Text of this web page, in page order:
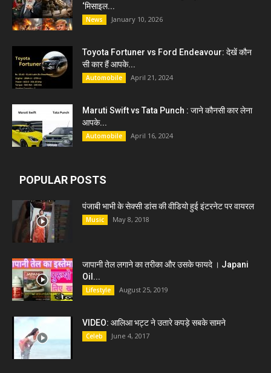
‘मिसाइल...
News January 10, 2026
Toyota Fortuner vs Ford Endeavour: देखें कौन
सी कार हैं आपके...
Automobile April 21, 2024
Maruti Swift vs Tata Punch : जाने कौनसी कार लेना
आपके...
Automobile April 16, 2024
POPULAR POSTS
पंजाबी भाभी के सेक्सी डांस की वीडियो हुई इंटरनेट पर वायरल
Music May 8, 2018
जापानी तेल लगाने का तरीका और उसके फायदे । Japani
Oil...
Lifestyle August 25, 2019
VIDEO: आलिआ भट्ट ने उतारे कपड़े सबके सामने
Celeb June 4, 2017